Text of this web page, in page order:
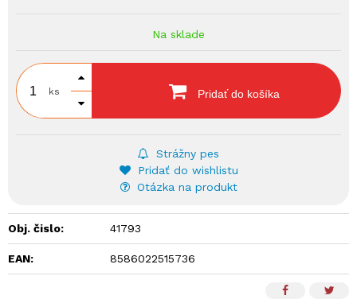
Na sklade
ks Pridať do košíka
Strážny pes
Pridať do wishlistu
Otázka na produkt
Obj. čislo: 41793
EAN: 8586022515736